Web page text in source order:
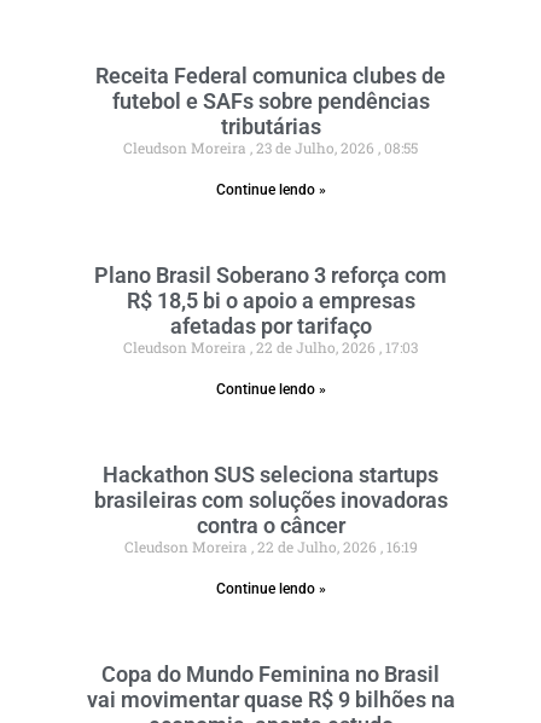
Receita Federal comunica clubes de
futebol e SAFs sobre pendências
tributárias
Cleudson Moreira 23 de Julho, 2026 08:55
Continue lendo »
Plano Brasil Soberano 3 reforça com
R$ 18,5 bi o apoio a empresas
afetadas por tarifaço
Cleudson Moreira 22 de Julho, 2026 17:03
Continue lendo »
Hackathon SUS seleciona startups
brasileiras com soluções inovadoras
contra o câncer
Cleudson Moreira 22 de Julho, 2026 16:19
Continue lendo »
Copa do Mundo Feminina no Brasil
vai movimentar quase R$ 9 bilhões na